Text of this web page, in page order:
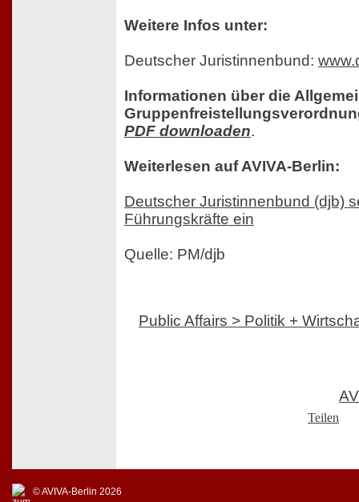
Weitere Infos unter:
Deutscher Juristinnenbund:
Informationen über die
PDF downloaden.
Weiterlesen auf AVIVA-Berlin:
Deutscher Juristinnenbund (djb)
Führungskräfte ein
Quelle: PM/djb
Public Affairs > Politik +
Teilen
© AVIVA-Berlin 2026